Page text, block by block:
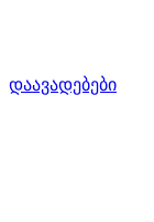
დაავადებები